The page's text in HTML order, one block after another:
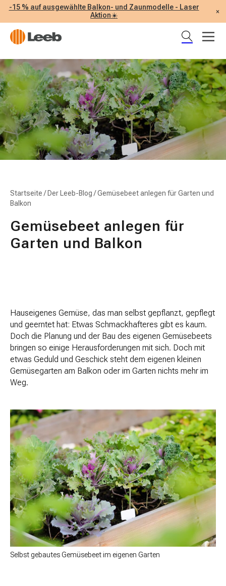
-15 % auf ausgewählte Balkon- und Zaunmodelle - Laser
Aktion☀️
×
Startseite / Der Leeb-Blog /Gemüsebeet anlegen für Garten und
Balkon
Gemüsebeet anlegen für
Garten und Balkon
Hauseigenes Gemüse, das man selbst gepflanzt, gepflegt
und geerntet hat: Etwas Schmackhafteres gibt es kaum.
Doch die Planung und der Bau des eigenen Gemüsebeets
bringen so einige Herausforderungen mit sich. Doch mit
etwas Geduld und Geschick steht dem eigenen kleinen
Gemüsegarten am Balkon oder im Garten nichts mehr im
Weg.
Selbst gebautes Gemüsebeet im eigenen Garten